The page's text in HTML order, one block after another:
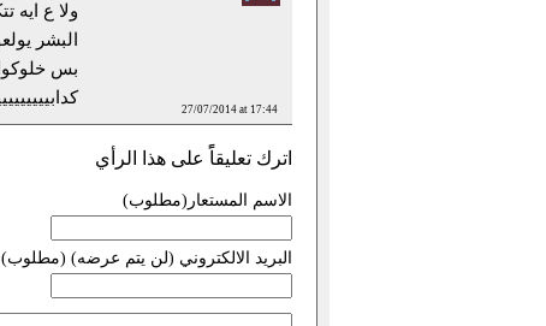
27/07/2014 at 17:44
ولا ع ايه
البشر
بس
اترك تعليقاًً على هذا الرأي
الاسم المستعار(مطلوب)
البريد الالكتروني (لن يتم عرضه) (مطلوب)